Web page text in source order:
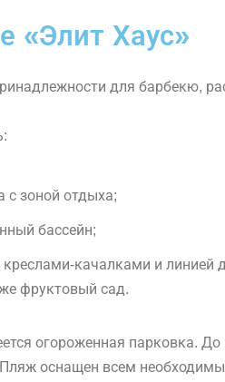
«Элит Хаус»
для барбекю,
с зоной отдыха;
бассейн;
качалками и линией
фруктовый сад.
огороженная парковка.
оснащен всем